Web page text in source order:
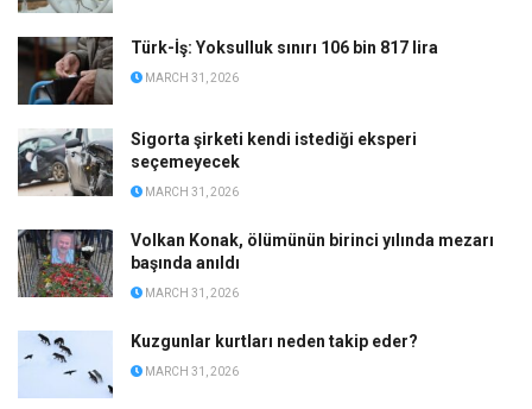
Türk-İş: Yoksulluk sınırı 106 bin 817 lira
MARCH 31, 2026
Sigorta şirketi kendi istediği eksperi
seçemeyecek
MARCH 31, 2026
Volkan Konak, ölümünün birinci yılında mezarı
başında anıldı
MARCH 31, 2026
Kuzgunlar kurtları neden takip eder?
MARCH 31, 2026